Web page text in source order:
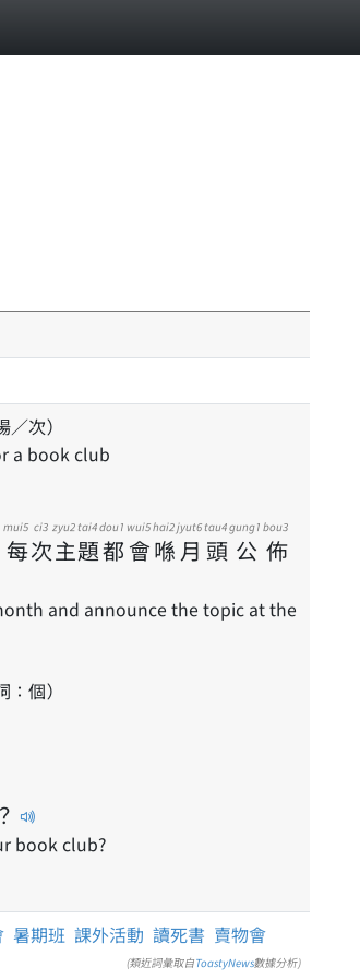
／次）
a book club
每
mui5
次
ci3
主
zyu2
題
tai4
都
dou1
會
wui5
喺
hai2
月
jyut6
頭
tau4
公
gung1
佈
bou3
and announce the topic at the
個）
？
book club?
暑期班 課外活動 讀死書 賣物會
(類近詞彙取自ToastyNews數據分析)